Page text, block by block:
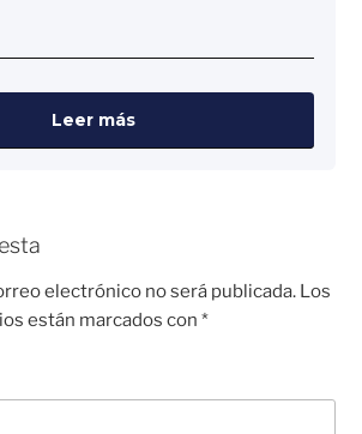
Leer más
electrónico no será publicada. Los
están marcados con*